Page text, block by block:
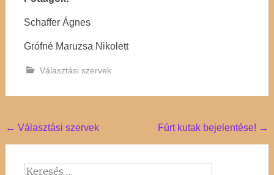
Schaffer Ágnes
Grófné Maruzsa Nikolett
Választási szervek
Post
navigation
← Választási szervek Fúrt kutak bejelentése! →
Keresés: